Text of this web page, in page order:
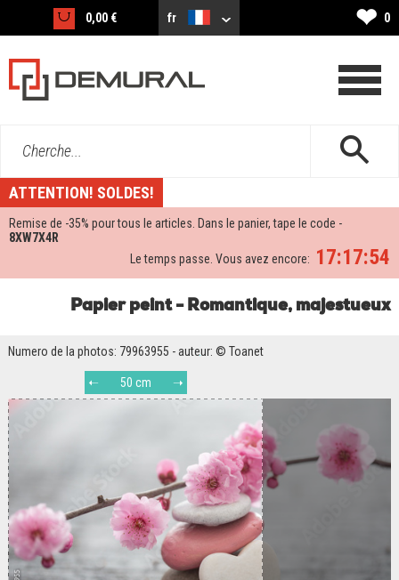
0,00 € fr ❤ 0
Cherche...
ATTENTION! SOLDES!
Remise de -35% pour tous le articles. Dans le panier, tape le code -
8XW7X4R
17:17:54
Le temps passe. Vous avez encore:
Papier peint - Romantique, majestueux
Numero de la photos: 79963955 - auteur: © Toanet
50 cm